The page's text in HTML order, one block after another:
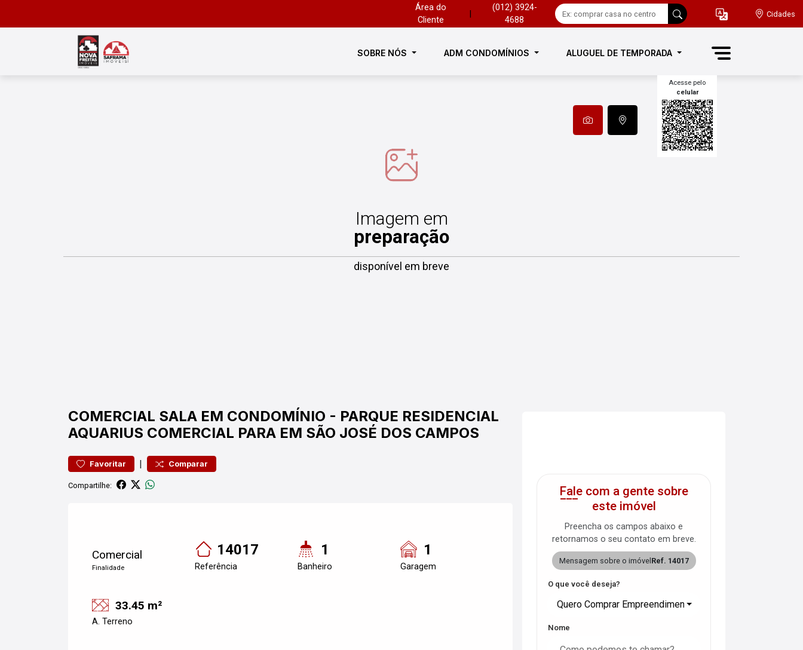
Área do
Cliente
(012) 3924-
4688
Cidades
SOBRE NÓS ADM CONDOMÍNIOS ALUGUEL DE TEMPORADA
Imagem em
preparação
disponível em breve
Acesse pelo
celular
COMERCIAL SALA EM CONDOMÍNIO - PARQUE RESIDENCIAL
AQUARIUS COMERCIAL PARA EM SÃO JOSÉ DOS CAMPOS
Favoritar | Comparar
Compartilhe:
Comercial
Finalidade
14017
Referência
1
Banheiro
1
Garagem
33.45 m²
A. Terreno
Fale com a gente sobre
este imóvel
Preencha os campos abaixo e
retornamos o seu contato em breve.
Mensagem sobre o imóvel Ref. 14017
O que você deseja?
Quero Comprar Empreendimento
Nome